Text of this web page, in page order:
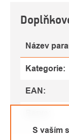
S vaším
Název
Kategorie:
EAN: